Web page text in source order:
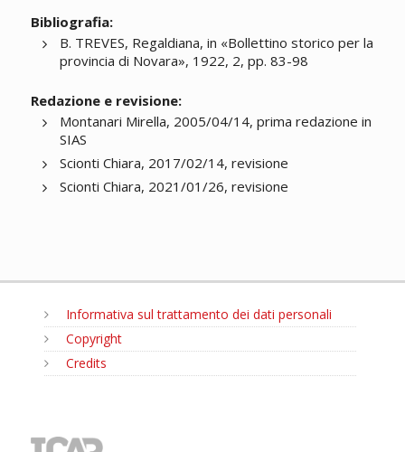
Bibliografia:
B. TREVES, Regaldiana, in «Bollettino storico per la
provincia di Novara», 1922, 2, pp. 83-98
Redazione e revisione:
Montanari Mirella, 2005/04/14, prima redazione in
SIAS
Scionti Chiara, 2017/02/14, revisione
Scionti Chiara, 2021/01/26, revisione
Informativa sul trattamento dei dati personali
Copyright
Credits